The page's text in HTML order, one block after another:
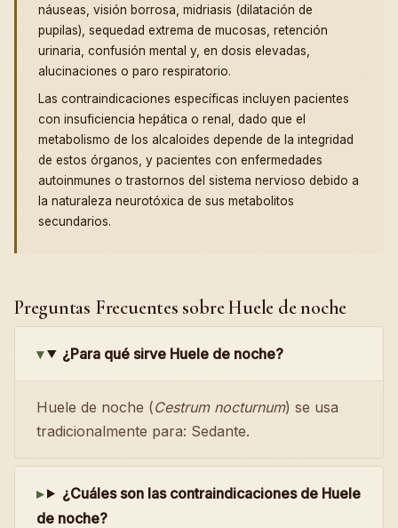
náuseas, visión borrosa, midriasis (dilatación de
pupilas), sequedad extrema de mucosas, retención
urinaria, confusión mental y, en dosis elevadas,
alucinaciones o paro respiratorio.
Las contraindicaciones específicas incluyen pacientes
con insuficiencia hepática o renal, dado que el
metabolismo de los alcaloides depende de la integridad
de estos órganos, y pacientes con enfermedades
autoinmunes o trastornos del sistema nervioso debido a
la naturaleza neurotóxica de sus metabolitos
secundarios.
Preguntas Frecuentes sobre Huele de noche
¿Para qué sirve Huele de noche?
Huele de noche (Cestrum nocturnum) se usa
tradicionalmente para: Sedante.
¿Cuáles son las contraindicaciones de Huele
de noche?